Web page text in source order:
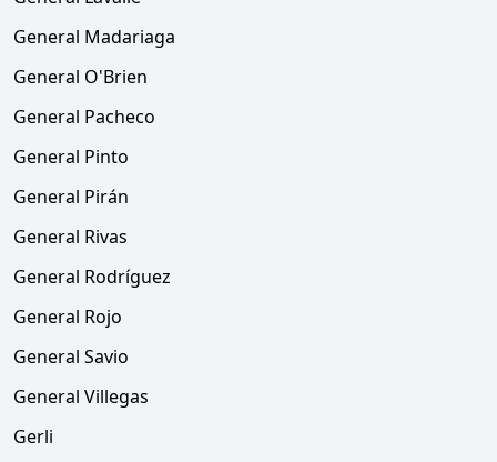
General Madariaga
General O'Brien
General Pacheco
General Pinto
General Pirán
General Rivas
General Rodríguez
General Rojo
General Savio
General Villegas
Gerli